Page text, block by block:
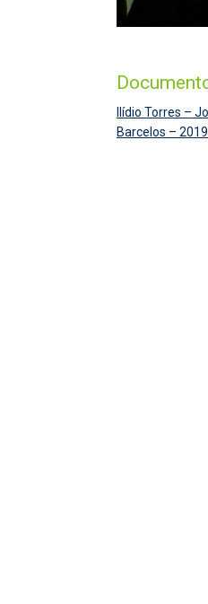
Ilídio Torres –
Barcelos – 2019